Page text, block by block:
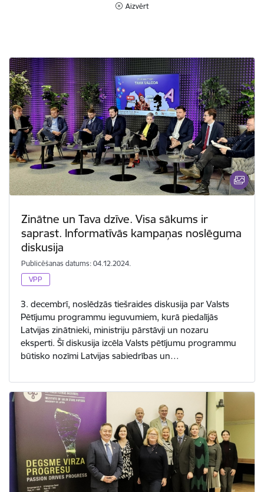
Aizvērt
Zinātne un Tava dzīve. Visa sākums ir
saprast. Informatīvās kampaņas noslēguma
diskusija
Publicēšanas datums: 04.12.2024.
VPP
3. decembrī, noslēdzās tiešraides diskusija par Valsts
Pētījumu programmu ieguvumiem, kurā piedalījās
Latvijas zinātnieki, ministriju pārstāvji un nozaru
eksperti. Šī diskusija izcēla Valsts pētījumu programmu
būtisko nozīmi Latvijas sabiedrības un…